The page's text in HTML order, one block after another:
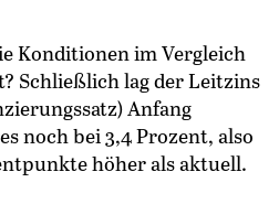
Konditionen im Vergleich
Schließlich lag der Leitzins
Anfang
noch bei 3,4 Prozent, also
höher als aktuell.